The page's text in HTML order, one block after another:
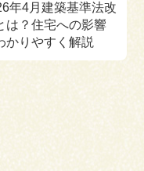
年4月建築基準法改
は？住宅への影響
かりやすく解説